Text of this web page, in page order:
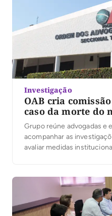
Investigação
OAB cria
caso da morte do
Grupo reúne advogadas e
acompanhar as
avaliar medidas